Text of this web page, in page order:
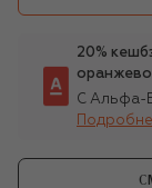
20%
С Альфа-